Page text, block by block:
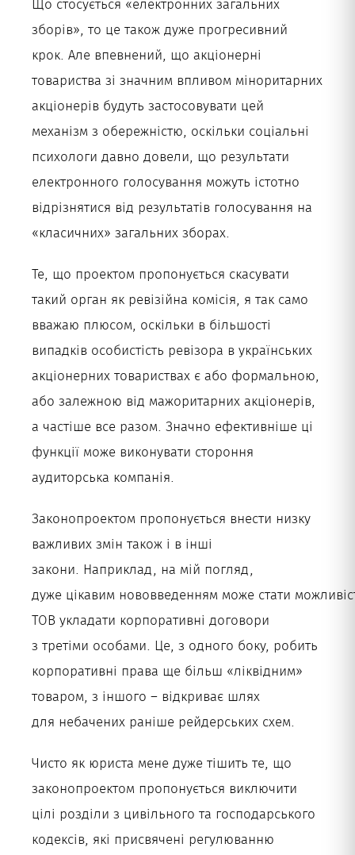
Що стосується «електронних загальних
зборів», то це також дуже прогресивний
крок. Але впевнений, що акціонерні
товариства зі значним впливом міноритарних
акціонерів будуть застосовувати цей
механізм з обережністю, оскільки соціальні
психологи давно довели, що результати
електронного голосування можуть істотно
відрізнятися від результатів голосування на
«класичних» загальних зборах.
Те, що проектом пропонується скасувати
такий орган як ревізійна комісія, я так само
вважаю плюсом, оскільки в більшості
випадків особистість ревізора в українських
акціонерних товариствах є або формальною,
або залежною від мажоритарних акціонерів,
а частіше все разом. Значно ефективніше ці
функції може виконувати стороння
аудиторська компанія.
Законопроектом пропонується внести низку
важливих змін також і в інші
закони. Наприклад, на мій погляд,
дуже цікавим нововведенням може стати
ТОВ укладати корпоративні договори
з третіми особами. Це, з одного боку, робить
корпоративні права ще більш «ліквідним»
товаром, з іншого – відкриває шлях
для небачених раніше рейдерських схем.
Чисто як юриста мене дуже тішить те, що
законопроектом пропонується виключити
цілі розділи з цивільного та господарського
кодексів, які присвячені регулюванню